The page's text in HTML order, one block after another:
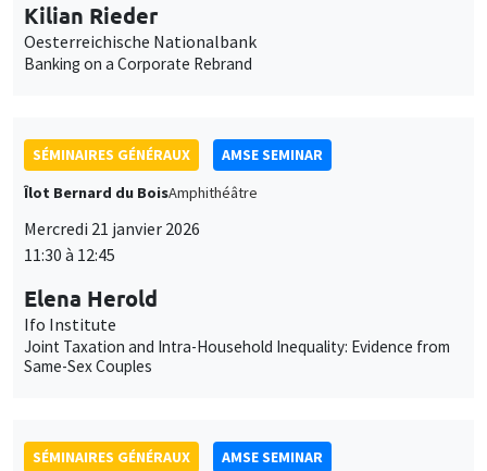
Kilian Rieder
Oesterreichische Nationalbank
Banking on a Corporate Rebrand
SÉMINAIRES GÉNÉRAUX
AMSE SEMINAR
Îlot Bernard du BoisAmphithéâtre
Mercredi 21 janvier 2026
11:30 à 12:45
Elena Herold
Ifo Institute
Joint Taxation and Intra-Household Inequality: Evidence from
Same-Sex Couples
SÉMINAIRES GÉNÉRAUX
AMSE SEMINAR